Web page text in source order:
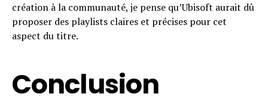
création à la communauté, je pense qu’Ubisoft aurait dû
proposer des playlists claires et précises pour cet
aspect du titre.
Conclusion